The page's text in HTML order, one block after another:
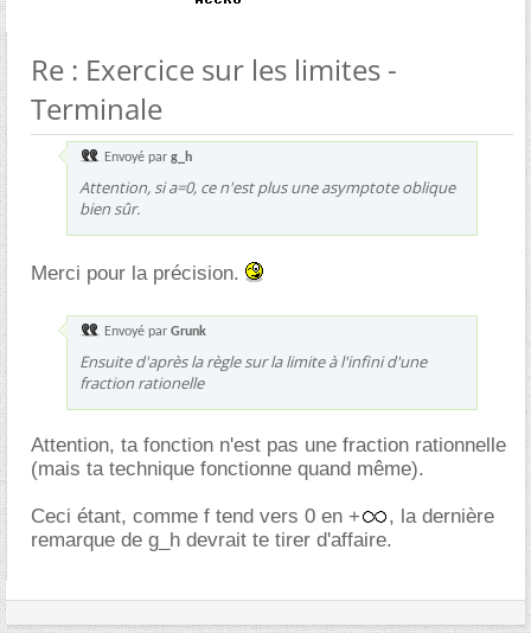
Re : Exercice sur les limites -
Terminale
Envoyé par g_h
Attention, si a=0, ce n'est plus une asymptote oblique
bien sûr.
Merci pour la précision.
Envoyé par Grunk
Ensuite d'après la règle sur la limite à l'infini d'une
fraction rationelle
Attention, ta fonction n'est pas une fraction rationnelle
(mais ta technique fonctionne quand même).
Ceci étant, comme f tend vers 0 en +
, la dernière
remarque de g_h devrait te tirer d'affaire.